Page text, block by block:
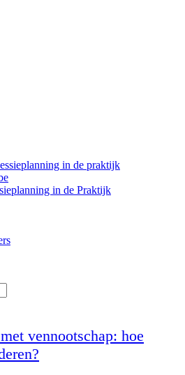
in de praktijk
in de Praktijk
vennootschap: hoe